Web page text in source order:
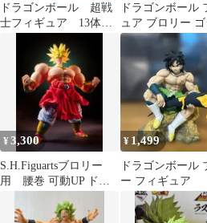
ドラゴンボール 超戦
士フィギュア 13体セ
ドラゴンボール
ュア ブロリー ゴ
2体セット
¥3,300
S.H.Figuartsブロリー
用 腰巻 可動UP ドラ
¥ 1,499
ドラゴンボール
ー フィギュア